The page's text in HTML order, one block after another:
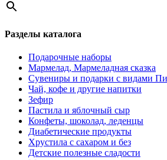
Разделы каталога
Подарочные наборы
Мармелад, Мармеладная сказка
Сувениры и подарки с видами
Чай, кофе и другие напитки
Зефир
Пастила и яблочный сыр
Конфеты, шоколад, леденцы
Диабетические продукты
Хрустила с сахаром и без
Детские полезные сладости